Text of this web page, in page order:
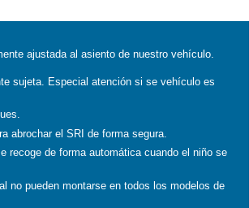
ajustada al asiento de nuestro vehículo.
sujeta. Especial atención si se vehículo es
abrochar el SRI de forma segura.
recoge de forma automática cuando el niño se
no pueden montarse en todos los modelos de